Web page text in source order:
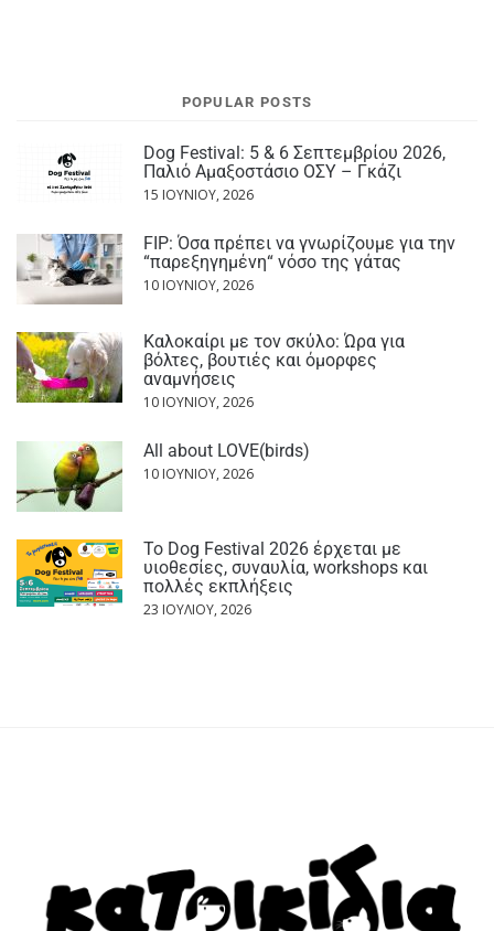
POPULAR POSTS
Dog Festival: 5 & 6 Σεπτεμβρίου 2026,
Παλιό Αμαξοστάσιο ΟΣΥ – Γκάζι
15 ΙΟΥΝΊΟΥ, 2026
FIP: Όσα πρέπει να γνωρίζουμε για την
“παρεξηγημένη“ νόσο της γάτας
10 ΙΟΥΝΊΟΥ, 2026
Καλοκαίρι με τον σκύλο: Ώρα για
βόλτες, βουτιές και όμορφες
αναμνήσεις
10 ΙΟΥΝΊΟΥ, 2026
All about LOVE(birds)
10 ΙΟΥΝΊΟΥ, 2026
Το Dog Festival 2026 έρχεται με
υιοθεσίες, συναυλία, workshops και
πολλές εκπλήξεις
23 ΙΟΥΛΊΟΥ, 2026